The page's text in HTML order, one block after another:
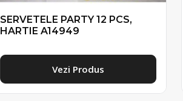
SERVETELE PARTY 12 PCS,
HARTIE A14949
Vezi Produs